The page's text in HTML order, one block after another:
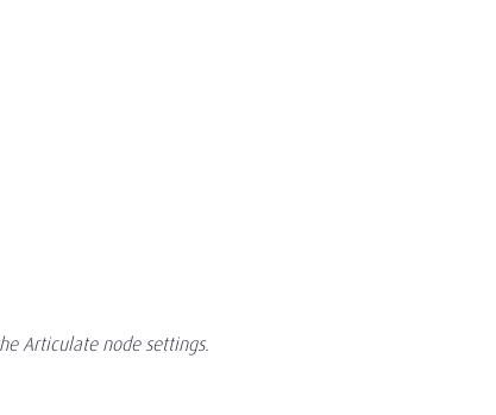
Articulate node settings.